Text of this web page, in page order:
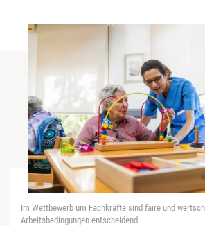
Im Wettbewerb um Fachkräfte sind faire und
Arbeitsbedingungen entscheidend.